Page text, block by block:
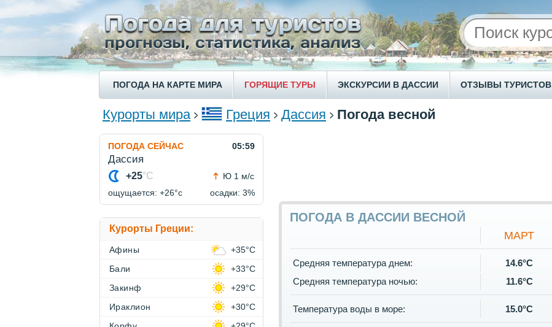
ПОГОДА НА КАРТЕ МИРА ГОРЯЩИЕ ТУРЫ ЭКСКУРСИИ В ДАССИИ ОТЗЫВЫ ТУРИСТОВ
Курорты мира Греция Дассия Погода весной
ПОГОДА В ДАССИИ ВЕСНОЙ
МАРТ
Средняя температура днем: 14.6°C
Средняя температура ночью:
11.6°C
Температура воды в море: 15.0°C
ПОГОДА СЕЙЧАС 05:59
Дассия
+25°C
Ю 1 м/с
ощущается: +26°c
осадки: 3%
Курорты Греции:
Афины
+35°C
Бали
+33°C
Закинф
+29°C
Ираклион
+30°C